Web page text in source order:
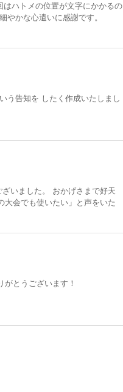
ハトメの位置が文字にかかるの
かな心遣いに感謝です。
う告知を したく作成いたしまし
いました。 おかげさまで好天
大会でも使いたい」と声をいた
とうございます！